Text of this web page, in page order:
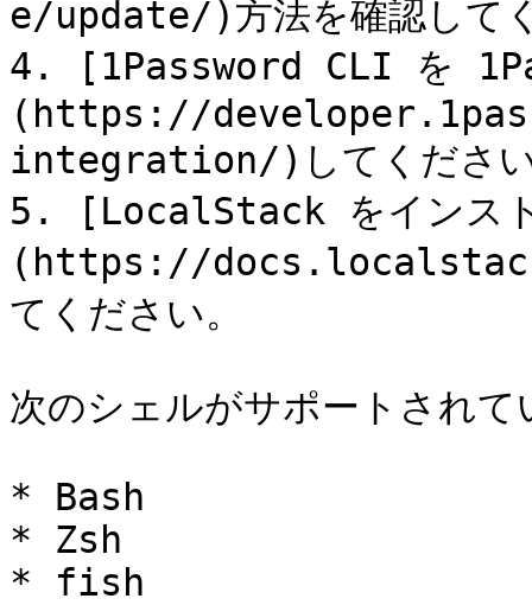
e/update/)方法を確認して
4. [1Password CLI を
(https://
integration/)してくださ
5. [LocalStack をインス
(https://
てください。
次のシェルがサポートされ
* Bash
* Zsh
* fish